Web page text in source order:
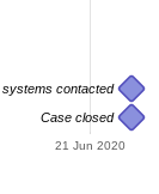
21 Jun 2020
systems contacted
Case closed